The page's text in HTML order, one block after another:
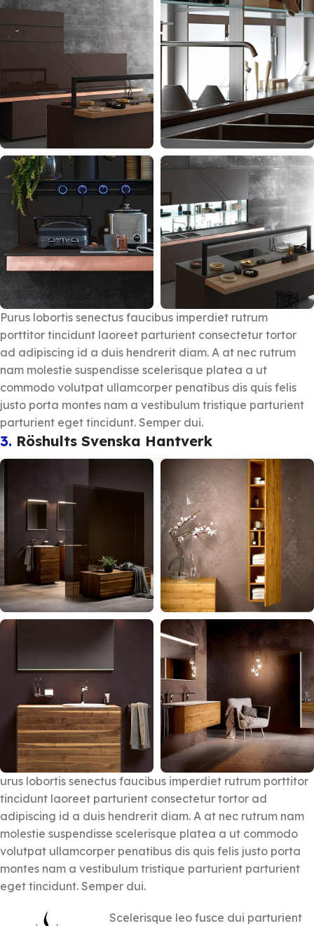
Purus lobortis senectus faucibus imperdiet rutrum
porttitor tincidunt laoreet parturient consectetur tortor
ad adipiscing id a duis hendrerit diam. A at nec rutrum
nam molestie suspendisse scelerisque platea a ut
commodo volutpat ullamcorper penatibus dis quis felis
justo porta montes nam a vestibulum tristique parturient
parturient eget tincidunt. Semper dui.
3. Röshults Svenska Hantverk
urus lobortis senectus faucibus imperdiet rutrum porttitor
tincidunt laoreet parturient consectetur tortor ad
adipiscing id a duis hendrerit diam. A at nec rutrum nam
molestie suspendisse scelerisque platea a ut commodo
volutpat ullamcorper penatibus dis quis felis justo porta
montes nam a vestibulum tristique parturient parturient
eget tincidunt. Semper dui.
Scelerisque leo fusce dui parturient